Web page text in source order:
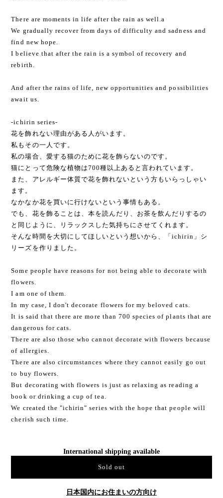
There are moments in life after the rain as well.a
We gradually recover from days of difficulty and sadness and
find new hope.
I believe that after the rain is a symbol of recovery and
rebirth.
And after the rains of life, new opportunities and possibilities
await us.
-ichirin series-
花を飾れない理由がある人がいます。
私もその一人です。
私の場合、愛する猫のために花を飾らないのです。
猫にとって危険な植物は700種以上あると言われています。
また、アレルギー体質で花を飾れないという方もいらっしゃい
ます。
なかなか花を買いに行けないという事情もある。
でも、花を飾ることは、本を読んだり、お茶を飲んだりするの
と同じように、リラックスした気持ちにさせてくれます。
そんな時間を大切にしてほしいという想いから、「ichirin」シ
リーズを作りました。
Some people have reasons for not being able to decorate with
flowers.
I am one of them.
In my case, I don't decorate flowers for my beloved cats.
It is said that there are more than 700 species of plants that are
dangerous for cats.
There are also those who cannot decorate with flowers because
of allergies.
There are also circumstances where they cannot easily go out
to buy flowers.
But decorating with flowers is just as relaxing as reading a
book or drinking a cup of tea.
We created the "ichirin" series with the hope that people will
cherish such time.
International shipping available
Sold out
日本国内にお住まいの方向け